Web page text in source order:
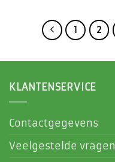
1 2
KLANTENSERVICE
Contactgegevens
Veelgestelde vragen